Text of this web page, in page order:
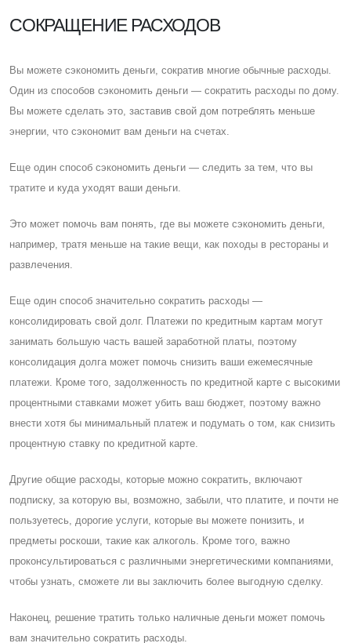
CОКРАЩЕНИЕ РАСХОДОВ
Вы можете сэкономить деньги, сократив многие обычные расходы.
Один из способов сэкономить деньги — сократить расходы по дому.
Вы можете сделать это, заставив свой дом потреблять меньше
энергии, что сэкономит вам деньги на счетах.
Eще один способ сэкономить деньги — следить за тем, что вы
тратите и куда уходят ваши деньги.
Это может помочь вам понять, где вы можете сэкономить деньги,
например, тратя меньше на такие вещи, как походы в рестораны и
развлечения.
Eще один способ значительно сократить расходы —
консолидировать свой долг. Платежи по кредитным картам могут
занимать большую часть вашей заработной платы, поэтому
консолидация долга может помочь снизить ваши ежемесячные
платежи. Кроме того, задолженность по кредитной карте с высокими
процентными ставками может убить ваш бюджет, поэтому важно
внести хотя бы минимальный платеж и подумать о том, как снизить
процентную ставку по кредитной карте.
Другие общие расходы, которые можно сократить, включают
подписку, за которую вы, возможно, забыли, что платите, и почти не
пользуетесь, дорогие услуги, которые вы можете понизить, и
предметы роскоши, такие как алкоголь. Кроме того, важно
проконсультироваться с различными энергетическими компаниями,
чтобы узнать, сможете ли вы заключить более выгодную сделку.
Наконец, решение тратить только наличные деньги может помочь
вам значительно сократить расходы.